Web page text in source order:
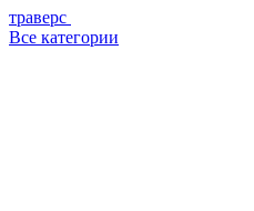
траверс
Все категории